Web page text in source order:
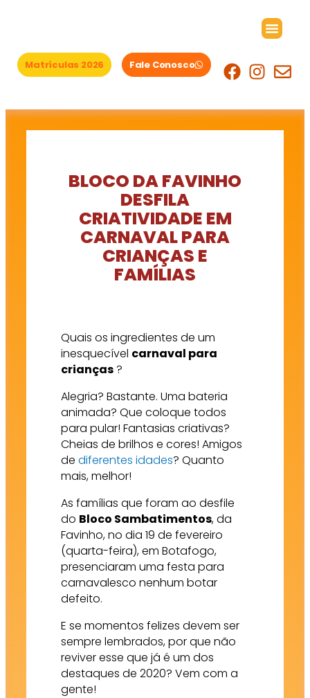
conteúdo
Matrículas 2026 Fale Conosco
BLOCO DA FAVINHO
DESFILA
CRIATIVIDADE EM
CARNAVAL PARA
CRIANÇAS E
FAMÍLIAS
Quais os ingredientes de um
inesquecível carnaval para
crianças ?
Alegria? Bastante. Uma bateria
animada? Que coloque todos
para pular! Fantasias criativas?
Cheias de brilhos e cores! Amigos
de diferentes idades? Quanto
mais, melhor!
As famílias que foram ao desfile
do Bloco Sambatimentos, da
Favinho, no dia 19 de fevereiro
(quarta-feira), em Botafogo,
presenciaram uma festa para
carnavalesco nenhum botar
defeito.
E se momentos felizes devem ser
sempre lembrados, por que não
reviver esse que já é um dos
destaques de 2020? Vem com a
gente!